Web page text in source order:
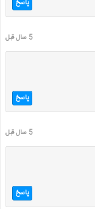
پاسخ
5 سال قبل
پاسخ
5 سال قبل
پاسخ